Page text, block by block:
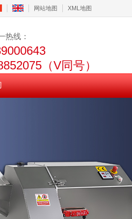
网站地图 XML地图
热线：
（V同号）